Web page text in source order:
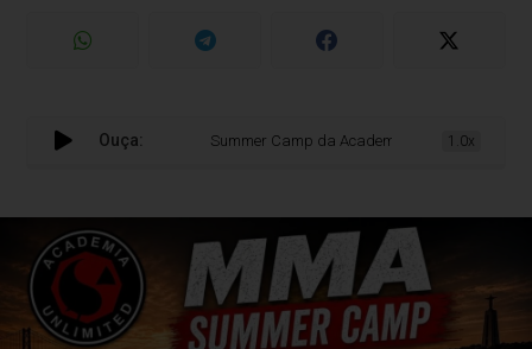
Ouça: Summer Camp da Academia Unlimited promete
1.0x